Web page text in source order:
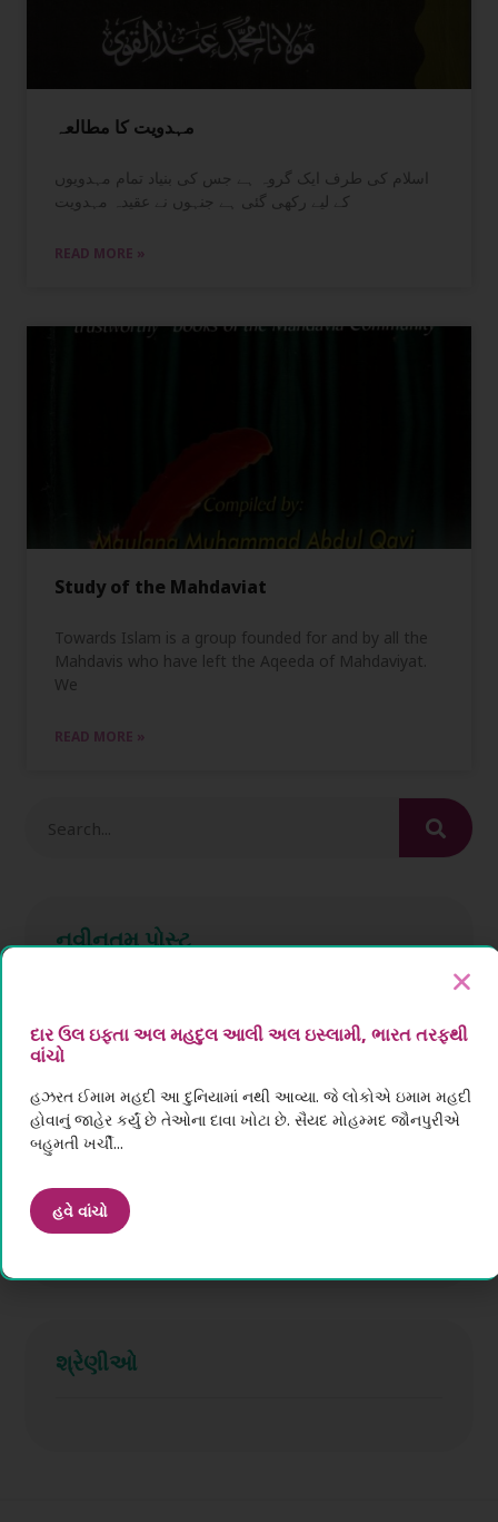
مہدویت کا مطالعہ
اسلام کی طرف ایک گروہ ہے جس کی بنیاد تمام مہدویوں
کے لیے رکھی گئی ہے جنہوں نے عقیدہ مہدویت
READ MORE »
Study of the Mahdaviat
Towards Islam is a group founded for and by all the
Mahdavis who have left the Aqeeda of Mahdaviyat.
We
READ MORE »
નવીનતમ પોસ્ટ
September 13, 2022 No Comments
શ્રેણીઓ
દાર ઉલ ઇફ્તા અલ મહદુલ આલી અલ ઇસ્લામી, ભારત તરફથી
વાંચો
હઝરત ઈમામ મહદી આ દુનિયામાં નથી આવ્યા. જે લોકોએ ઇમામ મહદી
હોવાનું જાહેર કર્યું છે તેઓના દાવા ખોટા છે. સૈયદ મોહમ્મદ જૌનપુરીએ
બહુમતી ખર્ચી...
હવે વાંચો